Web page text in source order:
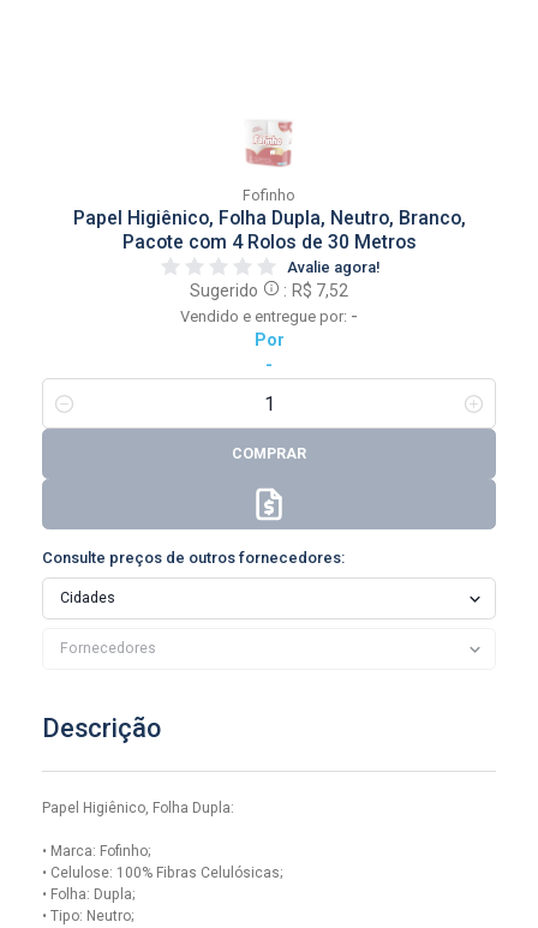
Fofinho
Papel Higiênico, Folha Dupla, Neutro, Branco,
Pacote com 4 Rolos de 30 Metros
Avalie agora!
Sugerido : R$ 7,52
Vendido e entregue por: -
Por
-
COMPRAR
Consulte preços de outros fornecedores:
Descrição
Papel Higiênico, Folha Dupla:
• Marca: Fofinho;
• Celulose: 100% Fibras Celulósicas;
• Folha: Dupla;
• Tipo: Neutro;